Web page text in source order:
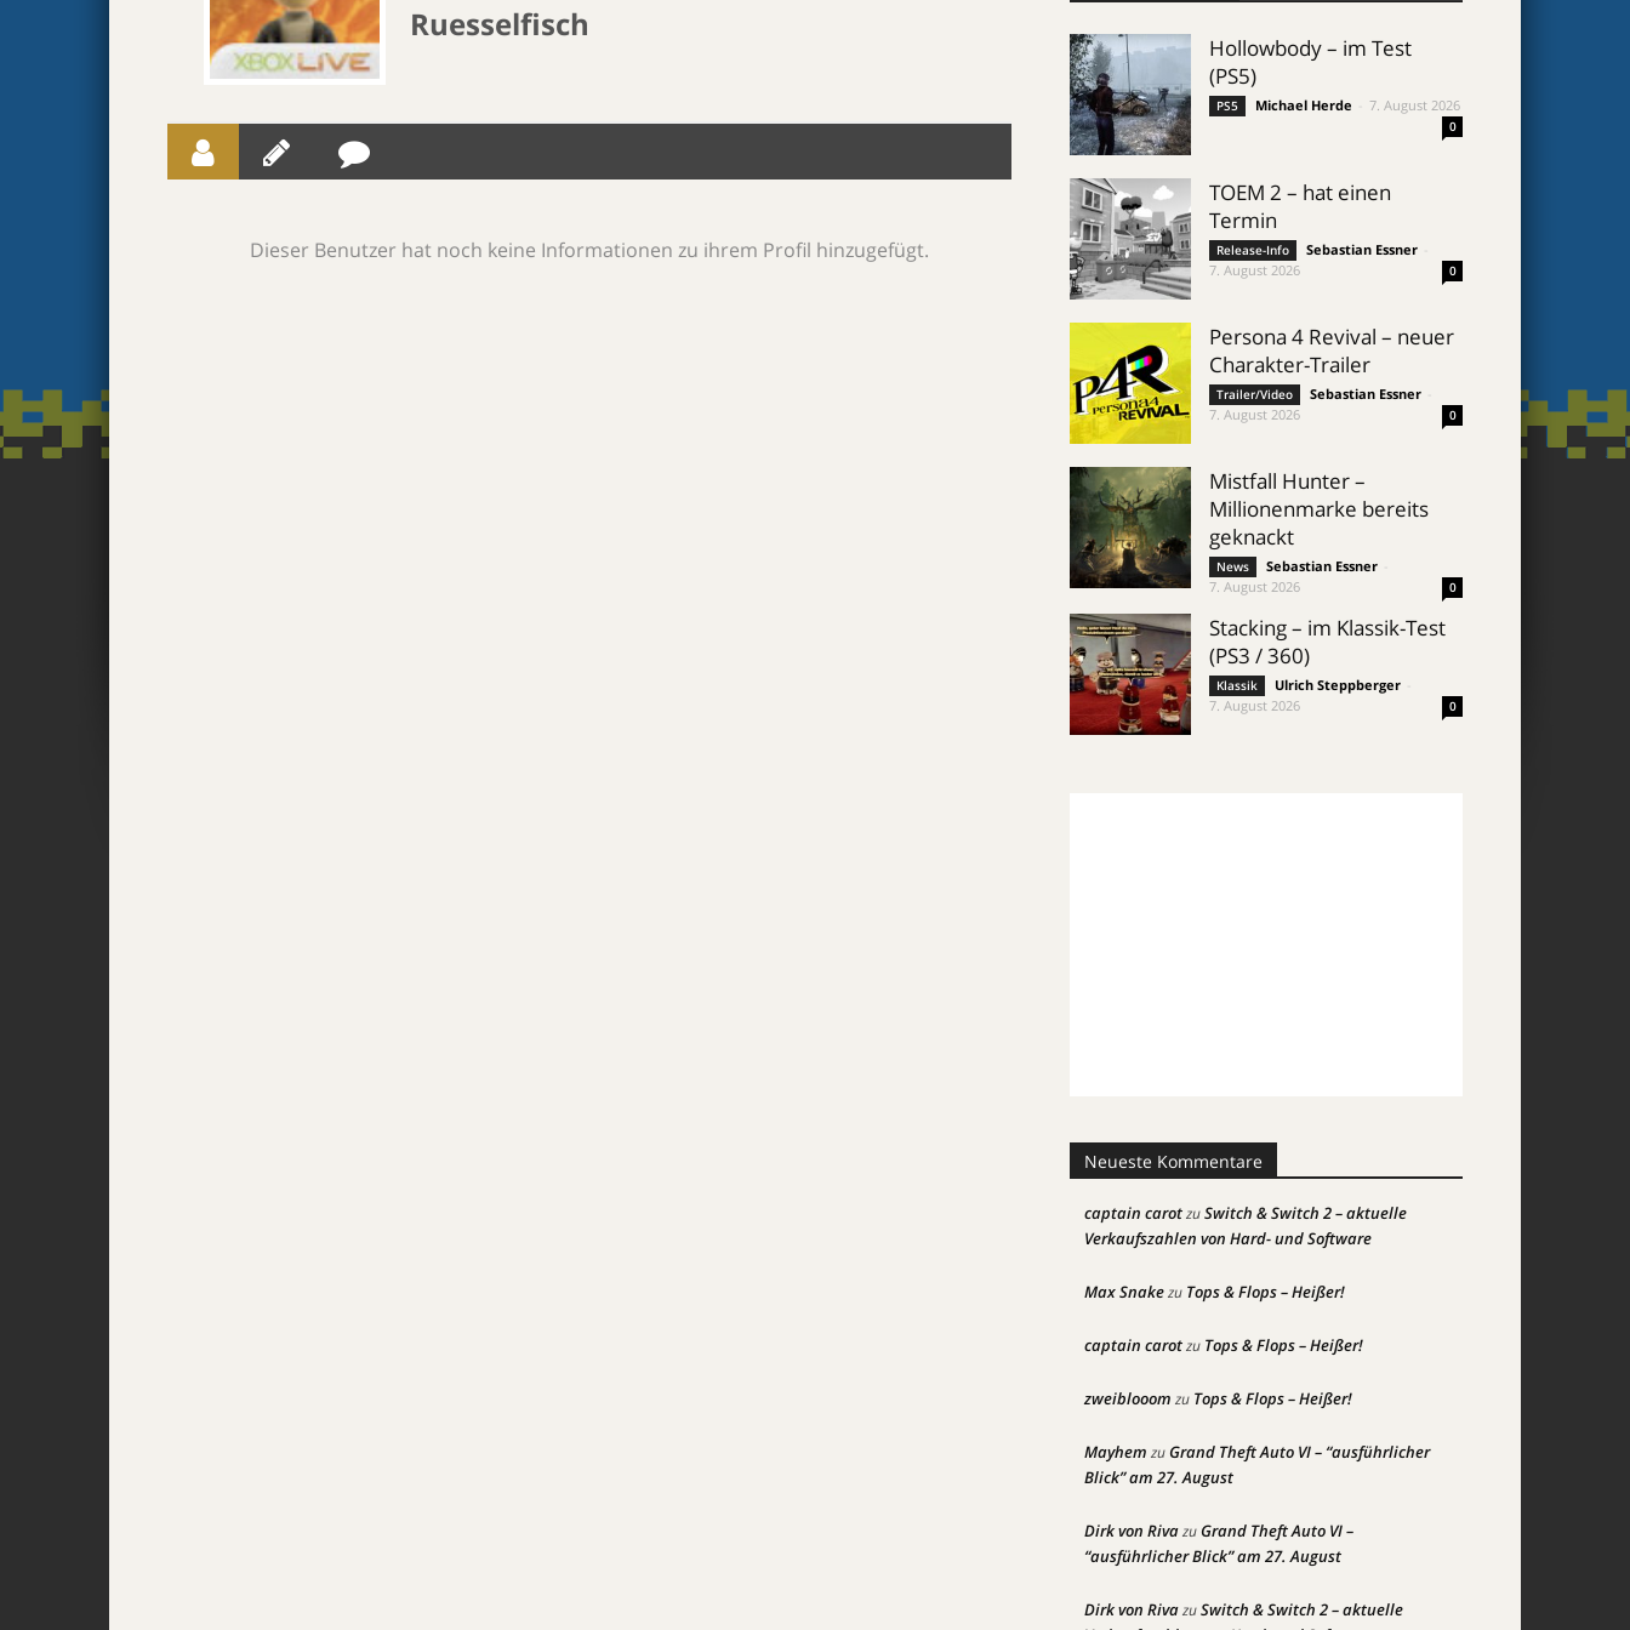
Ruesselfisch
Dieser Benutzer hat noch keine Informationen zu ihrem Profil hinzugefügt.
Hollowbody – im Test
(PS5)
PS5 Michael Herde 7. August 2026
0
TOEM 2 – hat einen
Termin
Release-Info Sebastian Essner
7. August 2026
0
Persona 4 Revival – neuer
Charakter-Trailer
Trailer/Video Sebastian Essner
7. August 2026
0
Mistfall Hunter –
Millionenmarke bereits
geknackt
News Sebastian Essner
7. August 2026
0
Stacking – im Klassik-Test
(PS3 / 360)
Klassik Ulrich Steppberger
7. August 2026
0
Neueste Kommentare
captain carotzuSwitch & Switch 2 – aktuelle
Verkaufszahlen von Hard- und Software
Max Snakezu Tops & Flops – Heißer!
captain carotzu Tops & Flops – Heißer!
zweiblooom zu Tops & Flops – Heißer!
Mayhem zuGrand Theft Auto VI – “ausführlicher
Blick” am 27. August
Dirk von RivazuGrand Theft Auto VI –
“ausführlicher Blick” am 27. August
Dirk von RivazuSwitch & Switch 2 – aktuelle